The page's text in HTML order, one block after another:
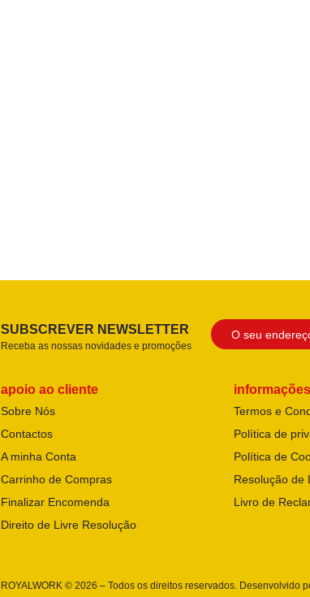
SUBSCREVER NEWSLETTER
Receba as nossas novidades e promoções
apoio ao cliente
Sobre Nós
Contactos
A minha Conta
Carrinho de Compras
Finalizar Encomenda
Direito de Livre Resolução
informações
Termos e
Política de
Política de
Resolução de
Livro de
ROYALWORK © 2026 – Todos os direitos reservados. Desenvolvido